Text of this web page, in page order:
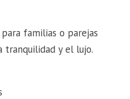
familias o parejas
tranquilidad y el lujo.